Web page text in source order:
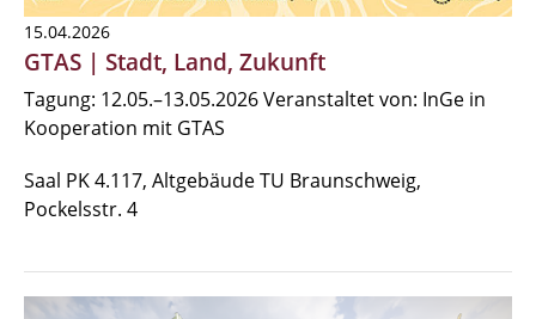
15.04.2026
GTAS | Stadt, Land, Zukunft
Tagung: 12.05.–13.05.2026 Veranstaltet von: InGe in
Kooperation mit GTAS
Saal PK 4.117, Altgebäude TU Braunschweig,
Pockelsstr. 4